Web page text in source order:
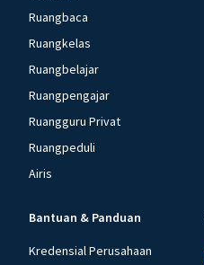
Ruangbaca
Ruangkelas
Ruangbelajar
Ruangpengajar
Ruangguru Privat
Ruangpeduli
Airis
Bantuan & Panduan
Kredensial Perusahaan